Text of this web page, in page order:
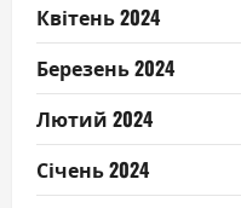
Квітень 2024
Березень 2024
Лютий 2024
Січень 2024